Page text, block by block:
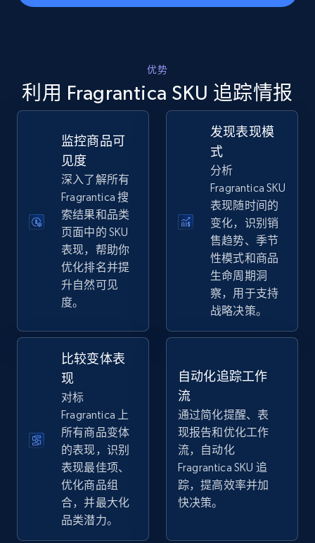
2.5K+ 378+ 立即开始
URL, Product id, Title, Seller name, Seller rating,
Seller reviews, Breadcrumbs, Root category, and
more.
2.5K+ 359+ 立即开始
eBay - Gather data on products using
specified keywords
URL, Product id, Title, Seller name, Seller rating,
Seller reviews, Breadcrumbs, Root category, and
2.5K+ 359+ 立即开始
eBay - Collect products from shops on eBay
URL, Product id, Title, Seller name, Seller rating,
优势
利用 Fragrantica SKU 追踪情报
监控商品可
见度
深入了解所有
Fragrantica 搜
索结果和品类
页面中的 SKU
表现，帮助你
优化排名并提
升自然可见
度。
发现表现模
式
分析
Fragrantica SKU
表现随时间的
变化，识别销
售趋势、季节
性模式和商品
生命周期洞
察，用于支持
战略决策。
比较变体表
现
对标
Fragrantica 上
所有商品变体
的表现，识别
表现最佳项、
优化商品组
合，并最大化
品类潜力。
自动化追踪工作
流
通过简化提醒、表
现报告和优化工作
流，自动化
Fragrantica SKU 追
踪，提高效率并加
快决策。